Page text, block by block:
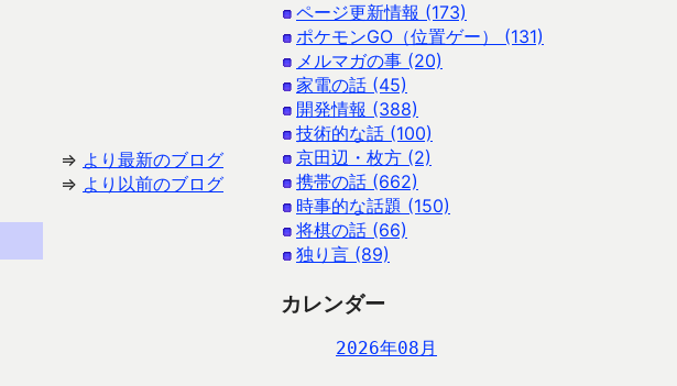
⇒ より最新のブログ
⇒ より以前のブログ
ページ更新情報 (173)
ポケモンGO（位置ゲー） (131)
メルマガの事 (20)
家電の話 (45)
開発情報 (388)
技術的な話 (100)
京田辺・枚方 (2)
携帯の話 (662)
時事的な話題 (150)
将棋の話 (66)
独り言 (89)
カレンダー
2026年08月